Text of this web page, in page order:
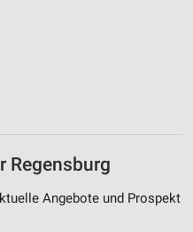
Regensburg
Angebote und Prospekt